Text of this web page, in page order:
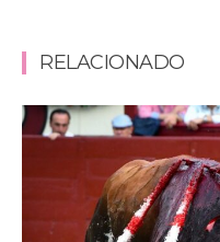
RELACIONADO